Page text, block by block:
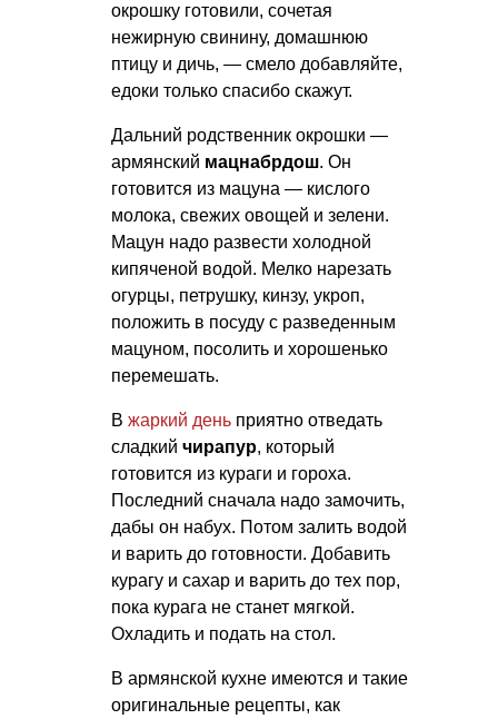
окрошку готовили, сочетая
нежирную свинину, домашнюю
птицу и дичь, — смело добавляйте,
едоки только спасибо скажут.
Дальний родственник окрошки —
армянский мацнабрдош. Он
готовится из мацуна — кислого
молока, свежих овощей и зелени.
Мацун надо развести холодной
кипяченой водой. Мелко нарезать
огурцы, петрушку, кинзу, укроп,
положить в посуду с разведенным
мацуном, посолить и хорошенько
перемешать.
В жаркий день приятно отведать
сладкий чирапур, который
готовится из кураги и гороха.
Последний сначала надо замочить,
дабы он набух. Потом залить водой
и варить до готовности. Добавить
курагу и сахар и варить до тех пор,
пока курага не станет мягкой.
Охладить и подать на стол.
В армянской кухне имеются и такие
оригинальные рецепты, как